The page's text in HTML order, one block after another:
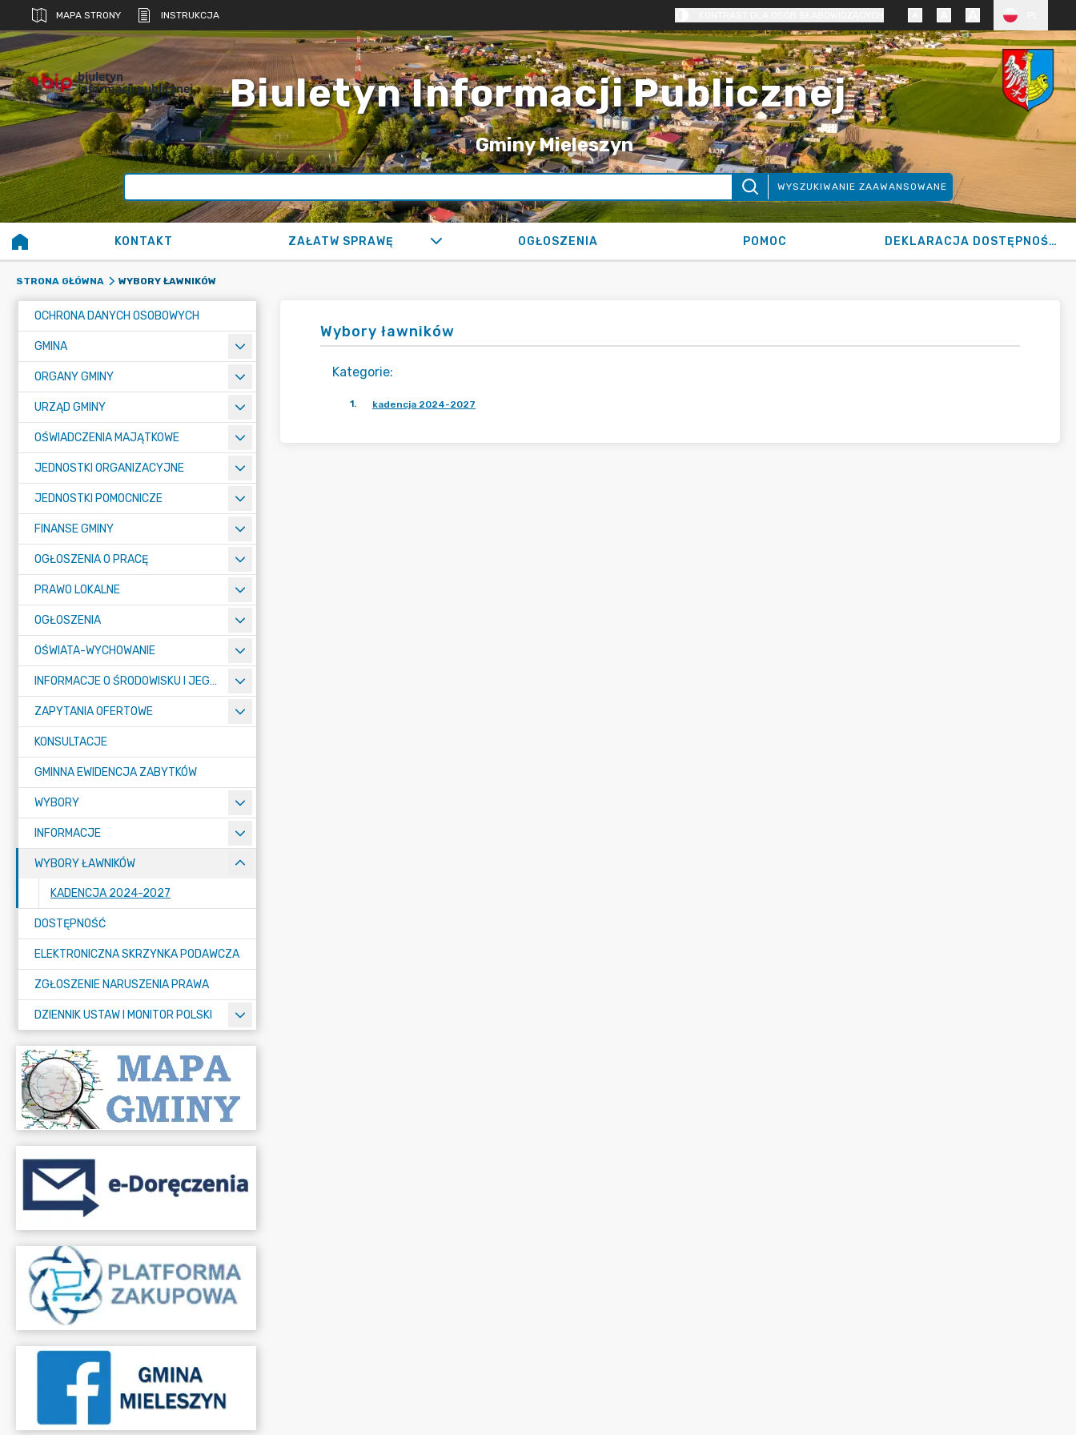
MAPA STRONY INSTRUKCJA
biuletyn
informacji publicznej Biuletyn Informacji Publicznej
Gminy Mieleszyn
WYSZUKIWANIE ZAAWANSOWANE
KONTAKT ZAŁATW SPRAWĘ OGŁOSZENIA POMOC DEKLARACJA DOSTĘPNOŚCI
STRONA GŁÓWNA WYBORY ŁAWNIKÓW
OCHRONA DANYCH OSOBOWYCH
GMINA
ORGANY GMINY
URZĄD GMINY
OŚWIADCZENIA MAJĄTKOWE
JEDNOSTKI ORGANIZACYJNE
JEDNOSTKI POMOCNICZE
FINANSE GMINY
OGŁOSZENIA O PRACĘ
PRAWO LOKALNE
OGŁOSZENIA
OŚWIATA-WYCHOWANIE
INFORMACJE O ŚRODOWISKU I JEGO OCHRONIE
ZAPYTANIA OFERTOWE
KONSULTACJE
GMINNA EWIDENCJA ZABYTKÓW
WYBORY
INFORMACJE
WYBORY ŁAWNIKÓW
KADENCJA 2024-2027
DOSTĘPNOŚĆ
ELEKTRONICZNA SKRZYNKA PODAWCZA
ZGŁOSZENIE NARUSZENIA PRAWA
DZIENNIK USTAW I MONITOR POLSKI
Wybory ławników
Kategorie:
1. kadencja 2024-2027